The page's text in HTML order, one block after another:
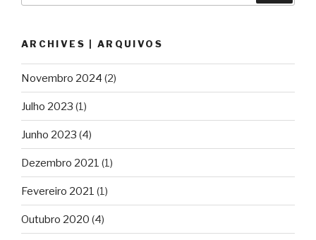
ARCHIVES | ARQUIVOS
Novembro 2024 (2)
Julho 2023 (1)
Junho 2023 (4)
Dezembro 2021 (1)
Fevereiro 2021 (1)
Outubro 2020 (4)